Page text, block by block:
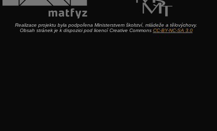
Realizace projektu byla podpořena Ministerstvem školství, mládeže a tělovýchovy.
Obsah stránek je k dispozici pod licencí Creative Commons CC-BY-NC-SA 3.0